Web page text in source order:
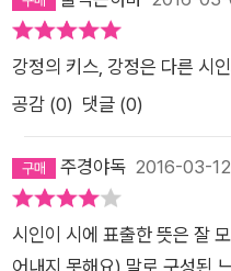
래의 악취 속에서 나는 이미
때문이다 ─「키메라, 카메라」 부분 강정 특유의 리듬이 잘
는 위 시에서 강정은 ‘내’가 기
모습일 뿐 결코 새로운 것이
다. “낮게 찰랑거리는 허공
의 돌연한 사건들”마저 이미
기 때문이다. 그러나 강정은 이
수롭지 않게 바라만 보고 있
이전에 그는 당신이라 아로새
강정의 키스, 강정은 다른 시
공감 (0) 댓글 (0)
주경야독 2016-03-12
시인이 시에 표출한 뜻은 잘